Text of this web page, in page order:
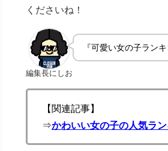
くださいね！
編集長にしお
『可愛い女の子ラン
【関連記事】
⇒かわいい女の子の人気ラ